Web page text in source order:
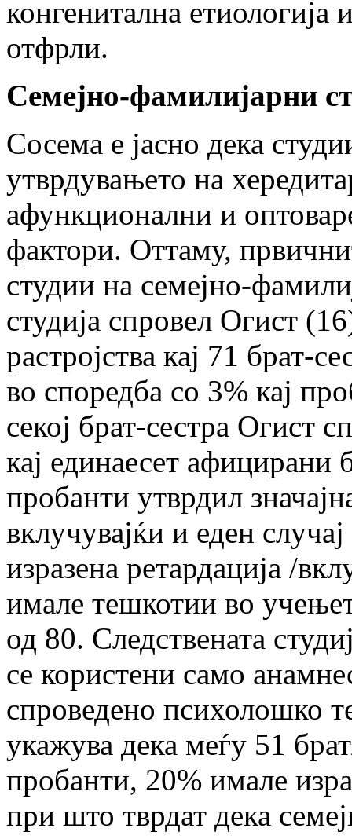
конгенитална етиологија
отфрли.
Семејно-фамилијарни
Сосема е јасно дека
утврдувањето на
афункционални и
фактори. Оттаму,
студии на семејно-
студија спровел Огист
растројства кај 71 брат-
во споредба со 3% кај
секој брат-сестра Огист
кај единаесет афицирани
пробанти утврдил
вклучувајќи и еден
изразена ретардација /
имале тешкотии во
од 80. Следствената
се користени само
спроведено психолошко
укажува дека меѓу 51
пробанти, 20% имале
при што тврдат дека